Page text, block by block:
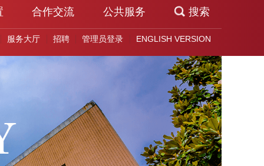
合作交流 公共服务 搜索
服务大厅 招聘 管理员登录 ENGLISH VERSION